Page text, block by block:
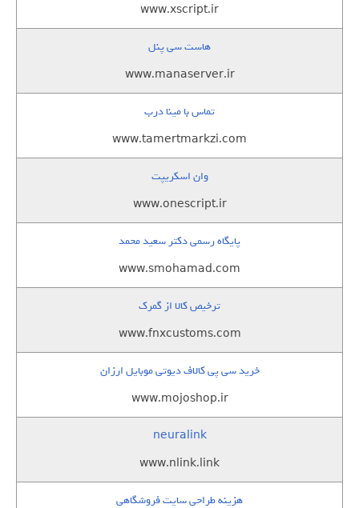
www.xscript.ir
هاست سی پنل
www.manaserver.ir
تماس با مینا درب
www.tamertmarkzi.com
وان اسکریپت
www.onescript.ir
پایگاه رسمی دکتر سعید محمد
www.smohamad.com
ترخیص کالا از گمرک
www.fnxcustoms.com
خرید سی پی کالاف دیوتی موبایل ارزان
www.mojoshop.ir
neuralink
www.nlink.link
هزینه طراحی سایت فروشگاهی